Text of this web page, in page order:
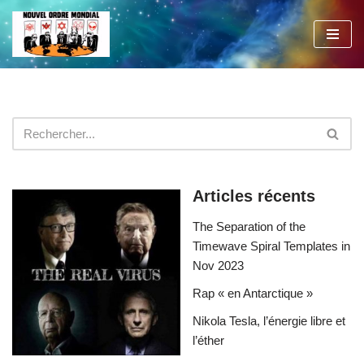
Aller
au
Articles récents
The Separation of the
Timewave Spiral Templates in
Nov 2023
Rap « en Antarctique »
Nikola Tesla, l’énergie libre et
l’éther